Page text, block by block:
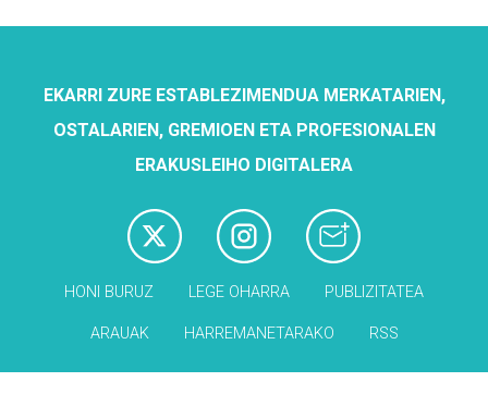
EKARRI ZURE ESTABLEZIMENDUA MERKATARIEN,
OSTALARIEN, GREMIOEN ETA PROFESIONALEN
ERAKUSLEIHO DIGITALERA
HONI BURUZ LEGE OHARRA PUBLIZITATEA
ARAUAK HARREMANETARAKO RSS